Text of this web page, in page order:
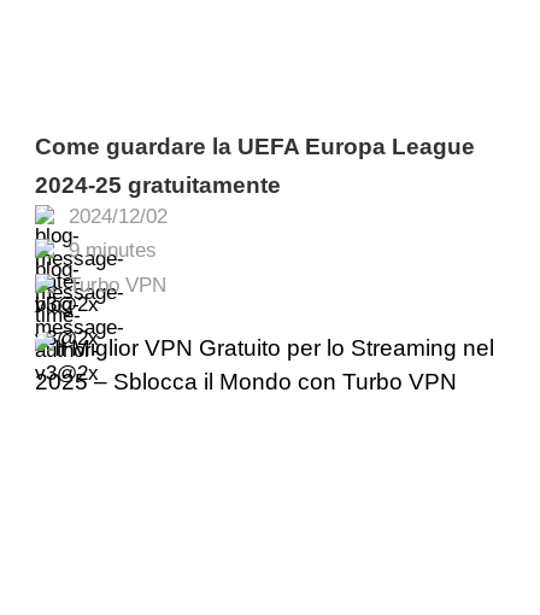
2024/12/02
9 minutes
Turbo VPN
Come guardare la UEFA Europa League
2024-25 gratuitamente